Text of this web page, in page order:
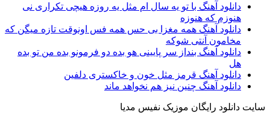
دانلود آهنگ با تو یه سال ام مثل یه روزه هیچی تکراری نی
هنوزم که هنوزه
دانلود آهنگ همه مغزا بی حس همه فس اونوقت تازه میگن که
مخامون آنتی شوکه
دانلود آهنگ بنداز سر پایینی هو بده دو فرمونو بده من تو بده
هل
دانلود آهنگ قرمز مثل خون و خاکستری دلفین
دانلود آهنگ چنین نیز هم نخواهد ماند
سایت دانلود رایگان موزیک نفیس مدیا